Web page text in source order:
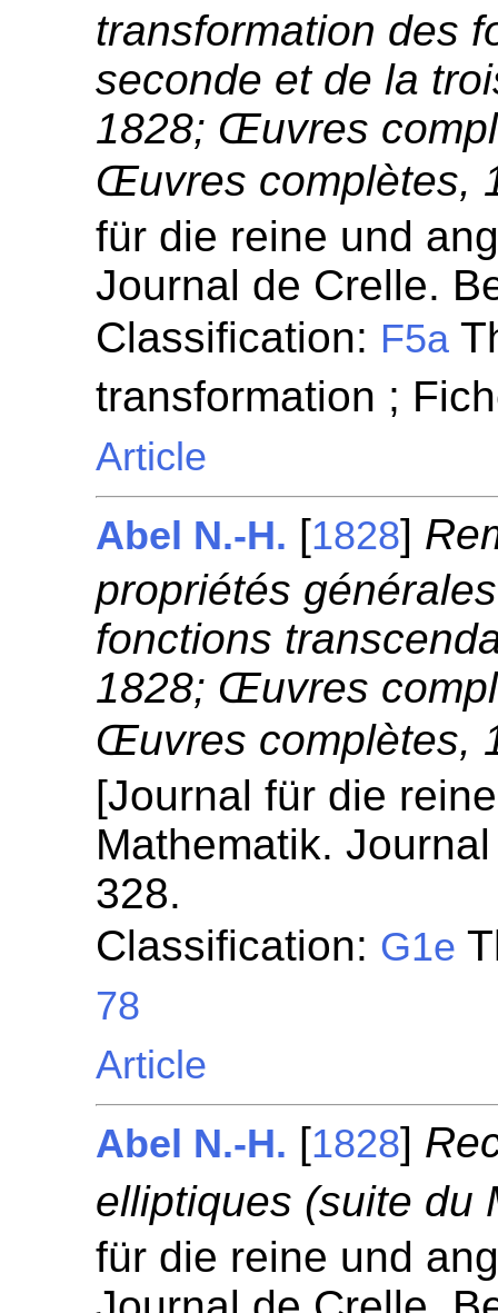
transformation des
seconde et de la
1828; Œuvres
Œuvres complètes,
für die reine und
Journal de Crelle.
Classification: F5a
transformation ;
Article
Abel N.-H. [1828]
propriétés
fonctions
1828; Œuvres
Œuvres complètes,
[Journal für die
Mathematik.
328.
Classification: G1e
78
Article
Abel N.-H. [1828]
elliptiques (suite du
für die reine und